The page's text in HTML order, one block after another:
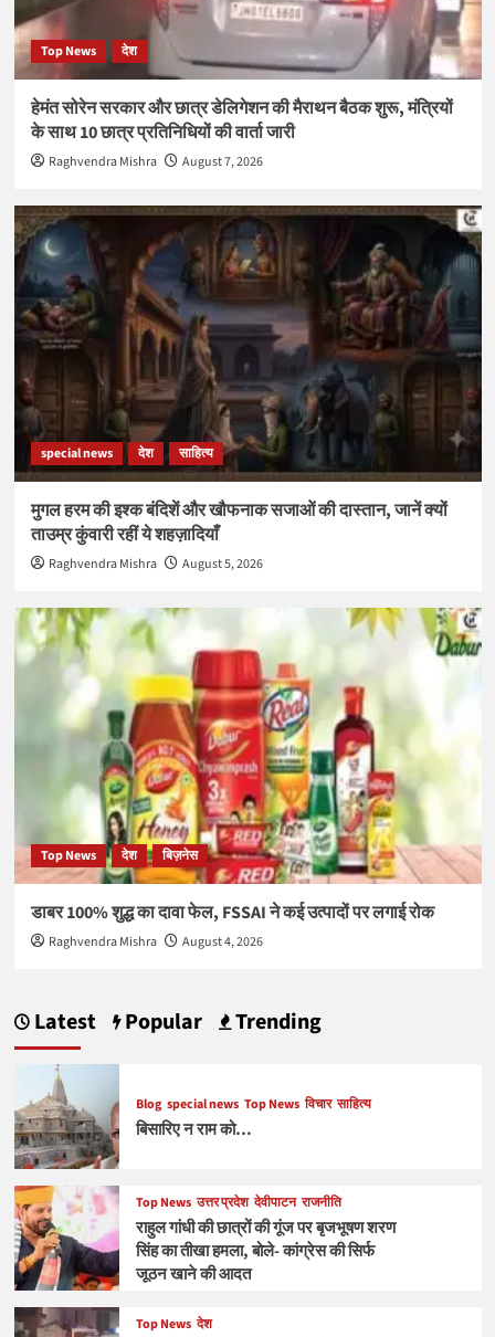
Top News देश
हेमंत सोरेन सरकार और छात्र डेलिगेशन की मैराथन बैठक शुरू, मंत्रियों
के साथ 10 छात्र प्रतिनिधियों की वार्ता जारी
Raghvendra Mishra August 7, 2026
special news देश साहित्य
मुगल हरम की इश्क बंदिशें और खौफनाक सजाओं की दास्तान, जानें क्यों
ताउम्र कुंवारी रहीं ये शहज़ादियाँ
Raghvendra Mishra August 5, 2026
Top News देश बिज़नेस
डाबर 100% शुद्ध का दावा फेल, FSSAI ने कई उत्पादों पर लगाई रोक
Raghvendra Mishra August 4, 2026
Latest Popular Trending
Blog special news Top News विचार साहित्य
बिसारिए न राम को…
Top News उत्तर प्रदेश देवीपाटन राजनीति
राहुल गांधी की छात्रों की गूंज पर बृजभूषण शरण
सिंह का तीखा हमला, बोले- कांग्रेस की सिर्फ
जूठन खाने की आदत
Top News देश